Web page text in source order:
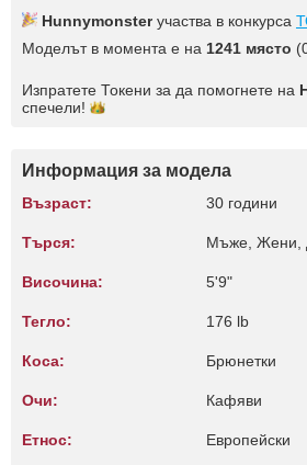
Hunnymonster участва в конкурса
Моделът в момента е на 1241 място
Изпратете Токени за да помогнете на
спечели!
Информация за модела
Възраст: 30 години
Търся: Мъже, Жени,
Височина: 5'9"
Тегло: 176 lb
Коса: Брюнетки
Очи: Кафяви
Етнос: Европейски